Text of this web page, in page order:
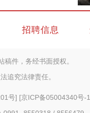
招聘信息
件，务经书面授权。
追究法律责任。
号] [京ICP备05004340号-1